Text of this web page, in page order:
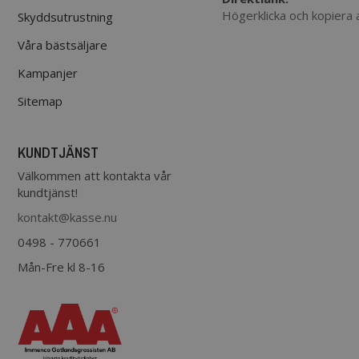
Skyddsutrustning
Våra bästsäljare
Kampanjer
Sitemap
KUNDTJÄNST
Välkommen att kontakta vår
kundtjänst!
kontakt@kasse.nu
0498 - 770661
Mån-Fre kl 8-16
Högerklicka och kopiera